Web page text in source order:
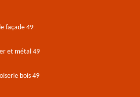
façade 49
et métal 49
bois 49